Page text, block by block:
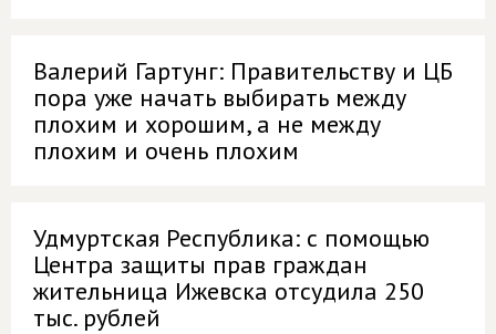
Валерий Гартунг: Правительству и ЦБ
пора уже начать выбирать между
плохим и хорошим, а не между
плохим и очень плохим
Удмуртская Республика: с помощью
Центра защиты прав граждан
жительница Ижевска отсудила 250
тыс. рублей